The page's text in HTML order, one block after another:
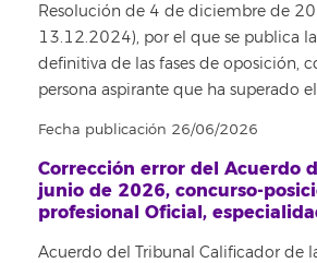
Resolución de 4 de diciembre de
13.12.2024), por el que se publica
definitiva de las fases de oposición,
persona aspirante que ha superado
Fecha publicación 26/06/2026
Corrección error del Acuerdo
junio de 2026, concurso-
profesional Oficial,
Acuerdo del Tribunal Calificador de